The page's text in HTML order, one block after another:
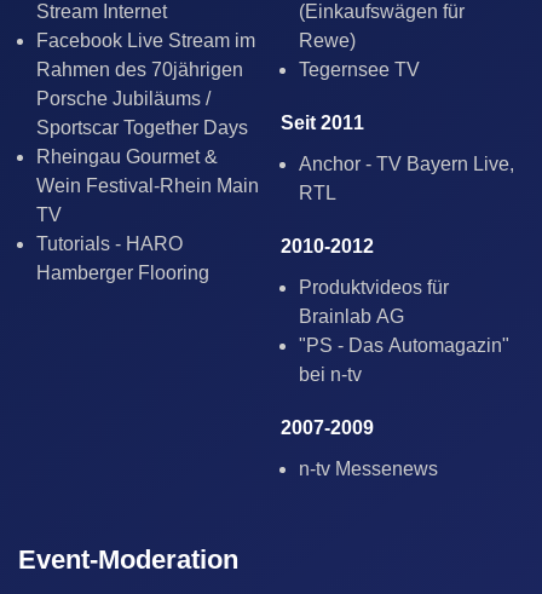
Stream Internet
Facebook Live Stream im
Rahmen des 70jährigen
Porsche Jubiläums /
Sportscar Together Days
Rheingau Gourmet &
Wein Festival-Rhein Main
TV
Tutorials - HARO
Hamberger Flooring
(Einkaufswägen für
Rewe)
Tegernsee TV
Seit 2011
Anchor - TV Bayern Live,
RTL
2010-2012
Produktvideos für
Brainlab AG
"PS - Das Automagazin"
bei n-tv
2007-2009
n-tv Messenews
Event-Moderation